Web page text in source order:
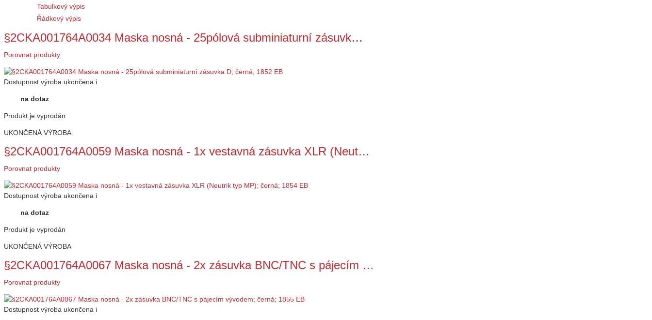
Tabulkový výpis
Řádkový výpis
§2CKA001764A0034 Maska nosná - 25pólová subminiaturní zásuvk…
Porovnat produkty
Dostupnost výroba ukončena i
na dotaz
Produkt je vyprodán
UKONČENÁ VÝROBA
§2CKA001764A0059 Maska nosná - 1x vestavná zásuvka XLR (Neut…
Porovnat produkty
Dostupnost výroba ukončena i
na dotaz
Produkt je vyprodán
UKONČENÁ VÝROBA
§2CKA001764A0067 Maska nosná - 2x zásuvka BNC/TNC s pájecím …
Porovnat produkty
Dostupnost výroba ukončena i